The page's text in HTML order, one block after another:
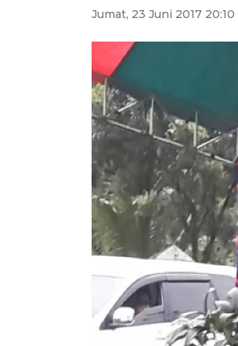
Jumat, 23 Juni 2017